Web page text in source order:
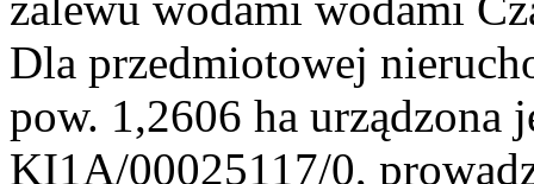
Dla przedmiotowej
pow. 1,2606 ha urządzona
KI1A/00025117/0,